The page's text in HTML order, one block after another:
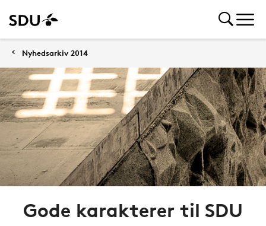
Nyhedsarkiv 2014
Gode karakterer til SDU